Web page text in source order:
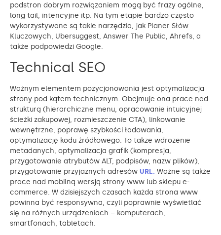
podstron dobrym rozwiązaniem mogą być frazy ogólne,
long tail, intencyjne itp. Na tym etapie bardzo często
wykorzystywane są takie narzędzia, jak Planer Słów
Kluczowych, Ubersuggest, Answer The Public, Ahrefs, a
także podpowiedzi Google.
Technical SEO
Ważnym elementem pozycjonowania jest optymalizacja
strony pod kątem technicznym. Obejmuje ona prace nad
strukturą (hierarchiczne menu, opracowanie intuicyjnej
ścieżki zakupowej, rozmieszczenie CTA), linkowanie
wewnętrzne, poprawę szybkości ładowania,
optymalizację kodu źródłowego. To także wdrożenie
metadanych, optymalizacja grafik (kompresja,
przygotowanie atrybutów ALT, podpisów, nazw plików),
przygotowanie przyjaznych adresów URL. Ważne są także
prace nad mobilną wersją strony www lub sklepu e-
commerce. W dzisiejszych czasach każda strona www
powinna być responsywna, czyli poprawnie wyświetlać
się na różnych urządzeniach – komputerach,
smartfonach, tabletach.